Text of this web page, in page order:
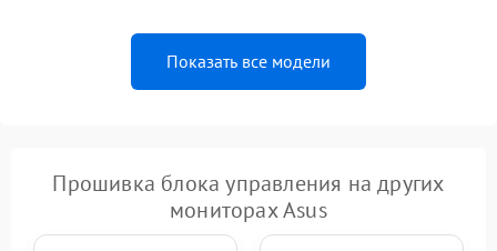
Показать все модели
Прошивка блока управления на других
мониторах Asus